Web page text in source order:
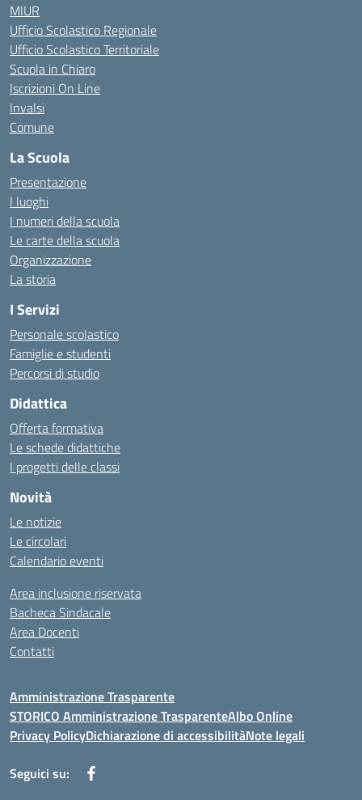
MIUR
Ufficio Scolastico Regionale
Ufficio Scolastico Territoriale
Scuola in Chiaro
Iscrizioni On Line
Invalsi
Comune
La Scuola
Presentazione
I luoghi
I numeri della scuola
Le carte della scuola
Organizzazione
La storia
I Servizi
Personale scolastico
Famiglie e studenti
Percorsi di studio
Didattica
Offerta formativa
Le schede didattiche
I progetti delle classi
Novità
Le notizie
Le circolari
Calendario eventi
Area inclusione riservata
Bacheca Sindacale
Area Docenti
Contatti
Amministrazione Trasparente
STORICO Amministrazione TrasparenteAlbo Online
Privacy PolicyDichiarazione di accessibilitàNote legali
Seguici su: